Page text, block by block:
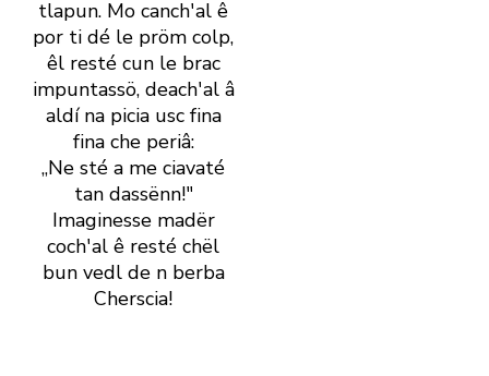
tlapun. Mo canch' al ê
por ti dé le pröm colp,
êl resté cun le brac
impuntassö, deach' al â
aldí na picia usc fina
fina che periâ:
„Ne sté a me ciavaté
tan dassënn!"
Imaginesse madër
coch' al ê resté chël
bun vedl de n berba
Cherscia!